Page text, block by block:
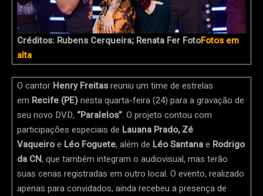
Créditos: Rubens Cerqueira; Renata Fer FotoFotos em
alta
O cantor Henry Freitasreuniu um time de estrelas
em Recife (PE)nesta quarta-feira (24) para a gravação de
seu novo DVD, “Paralelos”. O projeto contou com
participações especiais de Lauana Prado, Zé
Vaqueiroe Léo Foguete, além de Léo Santanae Rodrigo
da CN, que também integram o audiovisual, mas terão
suas cenas registradas em outro local. O evento, realizado
apenas para convidados, ainda recebeu a presença de